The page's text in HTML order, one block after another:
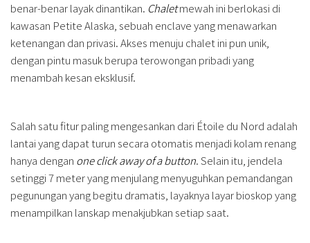
benar-benar layak dinantikan. Chaletmewah ini berlokasi di
kawasan Petite Alaska, sebuah enclave yang menawarkan
ketenangan dan privasi. Akses menuju chalet ini pun unik,
dengan pintu masuk berupa terowongan pribadi yang
menambah kesan eksklusif.
Salah satu fitur paling mengesankan dari Étoile du Nord adalah
lantai yang dapat turun secara otomatis menjadi kolam renang
hanya dengan one click away of a button. Selain itu, jendela
setinggi 7 meter yang menjulang menyuguhkan pemandangan
pegunungan yang begitu dramatis, layaknya layar bioskop yang
menampilkan lanskap menakjubkan setiap saat.